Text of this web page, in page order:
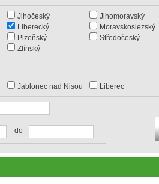
Jihočeský Jihomoravský
Liberecký Moravskoslezský
Plzeňský Středočeský
Zlínský
Jablonec nad Nisou Liberec
do